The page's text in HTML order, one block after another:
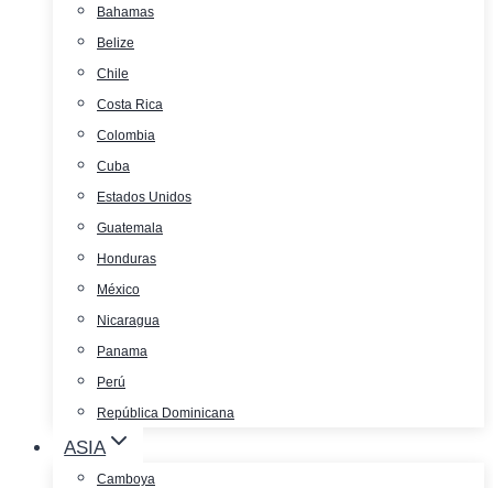
Bahamas
Belize
Chile
Costa Rica
Colombia
Cuba
Estados Unidos
Guatemala
Honduras
México
Nicaragua
Panama
Perú
República Dominicana
ASIA
Camboya